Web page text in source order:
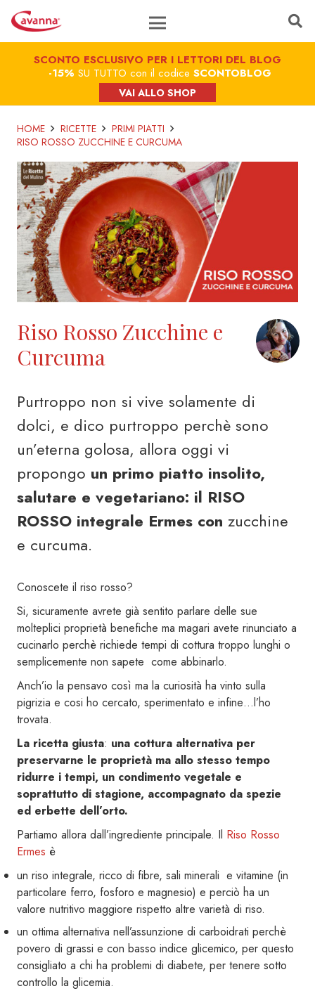
SCONTO ESCLUSIVO PER I LETTORI DEL BLOG
-15% SU TUTTO con il codice SCONTOBLOG
VAI ALLO SHOP
HOME RICETTE
PRIMI PIATTI
RISO ROSSO ZUCCHINE E CURCUMA
Riso Rosso Zucchine e
Curcuma
Purtroppo non si vive solamente di
dolci, e dico purtroppo perchè sono
un’eterna golosa, allora oggi vi
propongo un primo piatto insolito,
salutare e vegetariano: il RISO
ROSSO integrale Ermes con zucchine
e curcuma.
Conoscete il riso rosso?
Si, sicuramente avrete già sentito parlare delle sue
molteplici proprietà benefiche ma magari avete rinunciato a
cucinarlo perchè richiede tempi di cottura troppo lunghi o
semplicemente non sapete come abbinarlo.
Anch’io la pensavo così ma la curiosità ha vinto sulla
pigrizia e cosi ho cercato, sperimentato e infine…l’ho
trovata.
La ricetta giusta: una cottura alternativa per
preservarne le proprietà ma allo stesso tempo
ridurre i tempi, un condimento vegetale e
soprattutto di stagione, accompagnato da spezie
ed erbette dell’orto.
Partiamo allora dall’ingrediente principale. Il Riso Rosso
Ermes è
un riso integrale, ricco di fibre, sali minerali e vitamine (in
particolare ferro, fosforo e magnesio) e perciò ha un
valore nutritivo maggiore rispetto altre varietà di riso.
un ottima alternativa nell’assunzione di carboidrati perchè
povero di grassi e con basso indice glicemico, per questo
consigliato a chi ha problemi di diabete, per tenere sotto
controllo la glicemia.